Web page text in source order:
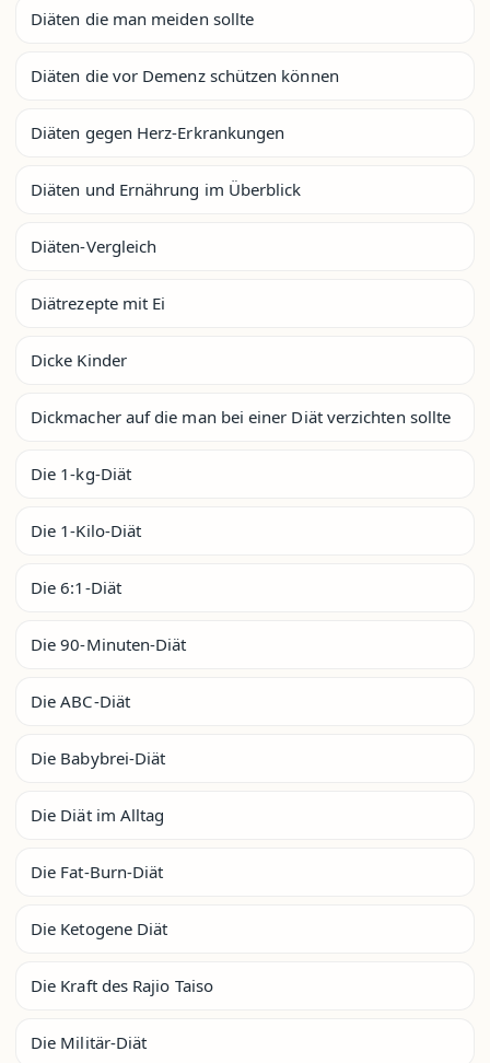
Diäten die man meiden sollte
Diäten die vor Demenz schützen können
Diäten gegen Herz-Erkrankungen
Diäten und Ernährung im Überblick
Diäten-Vergleich
Diätrezepte mit Ei
Dicke Kinder
Dickmacher auf die man bei einer Diät verzichten sollte
Die 1-kg-Diät
Die 1-Kilo-Diät
Die 6:1-Diät
Die 90-Minuten-Diät
Die ABC-Diät
Die Babybrei-Diät
Die Diät im Alltag
Die Fat-Burn-Diät
Die Ketogene Diät
Die Kraft des Rajio Taiso
Die Militär-Diät